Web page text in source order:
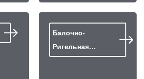
Балочно-
Ригельная…